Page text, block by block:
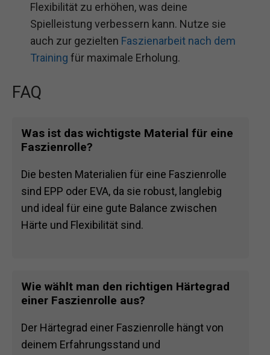
Flexibilität zu erhöhen, was deine
Spielleistung verbessern kann. Nutze sie
auch zur gezielten Faszienarbeit nach dem
Training für maximale Erholung.
FAQ
Was ist das wichtigste Material für eine
Faszienrolle?
Die besten Materialien für eine Faszienrolle
sind EPP oder EVA, da sie robust, langlebig
und ideal für eine gute Balance zwischen
Härte und Flexibilität sind.
Wie wählt man den richtigen Härtegrad
einer Faszienrolle aus?
Der Härtegrad einer Faszienrolle hängt von
deinem Erfahrungsstand und